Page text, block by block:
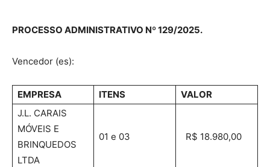
PROCESSO ADMINISTRATIVO Nº 129/2025.
Vencedor (es):
EMPRESA ITENS
VALOR
J.L. CARAIS
MÓVEIS E
BRINQUEDOS
LTDA
01 e 03 R$ 18.980,00